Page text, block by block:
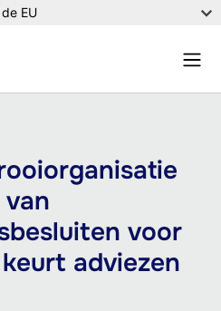
EU
Menu
voor
adviezen